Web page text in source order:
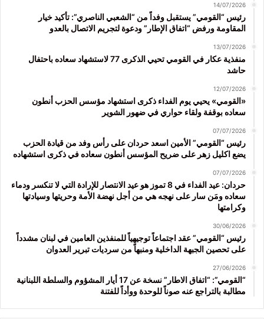
14/07/2026
رئيس “القومي” يستقبل وفداً من “الشعبي الناصري”: تأكيد خيار
المقاومة ورفض “اتفاق الإطار” ودعوة لتجريم الاتصال بالعدو
13/07/2026
منفذية عكار في القومي تحيي الذكرى 77 لاستشهاد سعاده باحتفال
حاشد
12/07/2026
«القومي» يحيي يوم الفداء ذكرى استشهاد مؤسس الحزب أنطون
سعاده بوقفة ولقاء حواري في ضهور الشوير
07/07/2026
رئيس “القومي” الأمين اسعد حردان على رأس وفد من قيادة الحزب
يضع اكليل زهر على ضريح المؤسس أنطون سعاده في ذكرى استشهاده
07/07/2026
حردان: عيد الفداء في 8 تموز هو عيد الانتصار للإرادة التي لا تنكسر ودماء
سعاده ومَن سار على نهجه هي من أجل نهضة الأمة وحريتها وسيادتها
وكرامتها
30/06/2026
رئيس “القومي” عقد اجتماعاً توجيهياً للمنفذين العامين في لبنان مشدداً
على تحصين الجبهة الداخلية ومنبهاً من سرديات تبرير العدوان
27/06/2026
“القومي”: “اتفاق الاطار” نسخة عن 17 أيار المشؤوم والسلطة اللبنانية
مطالبة بالتراجع عنه صوناً للوحدة ووأداً للفتنة